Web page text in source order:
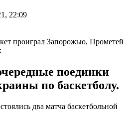
22:09
поединки
по баскетболу.
два матча баскетбольной